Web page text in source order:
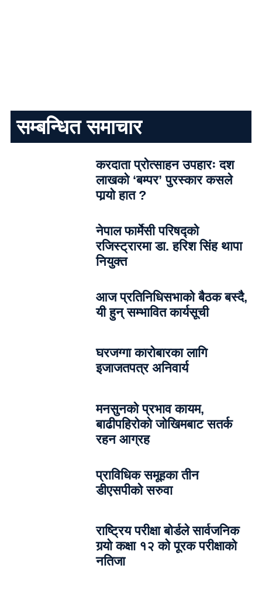
सम्बन्धित समाचार
करदाता प्रोत्साहन उपहारः दश
लाखको ‘बम्पर’ पुरस्कार कसले
पार्‍याे हात ?
नेपाल फार्मेसी परिषद्को
रजिस्ट्रारमा डा. हरिश सिंह थापा
नियुक्त
आज प्रतिनिधिसभाको बैठक बस्दै,
यी हुन् सम्भावित कार्यसूची
घरजग्गा कारोबारका लागि
इजाजतपत्र अनिवार्य
मनसुनको प्रभाव कायम,
बाढीपहिरोको जोखिमबाट सतर्क
रहन आग्रह
प्राविधिक समूहका तीन
डीएसपीको सरुवा
राष्ट्रिय परीक्षा बोर्डले सार्वजनिक
गर्‍यो कक्षा १२ को पूरक परीक्षाको
नतिजा